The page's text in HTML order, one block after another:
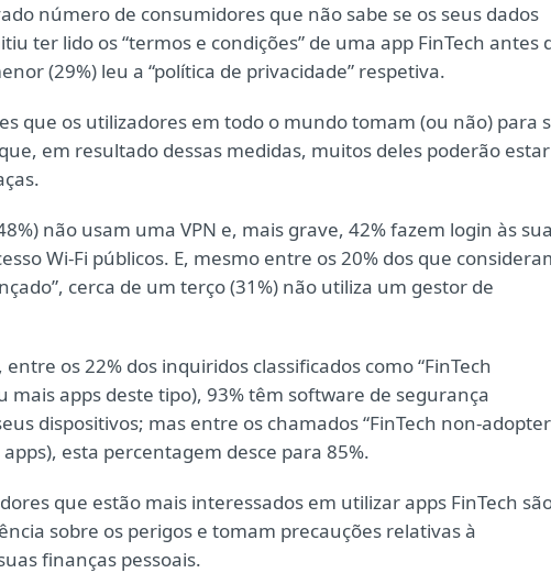
número de consumidores que não sabe se os seus dados
ter lido os “termos e condições” de uma app FinTech antes
(29%) leu a “política de privacidade” respetiva.
que os utilizadores em todo o mundo tomam (ou não) para
em resultado dessas medidas, muitos deles poderão estar
não usam uma VPN e, mais grave, 42% fazem login às
Wi-Fi públicos. E, mesmo entre os 20% dos que
cerca de um terço (31%) não utiliza um gestor de
os 22% dos inquiridos classificados como “FinTech
apps deste tipo), 93% têm software de segurança
dispositivos; mas entre os chamados “FinTech non-
esta percentagem desce para 85%.
que estão mais interessados em utilizar apps FinTech
sobre os perigos e tomam precauções relativas à
finanças pessoais.